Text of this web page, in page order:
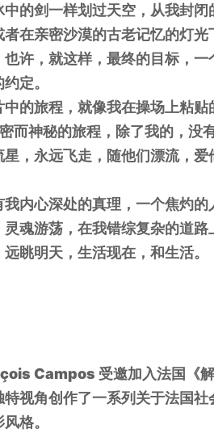
的剑一样划过天空，从我封闭
在亲密沙漠的古老记忆的灯光
许，就这样，最终的目标，一
定。
的旅程，就像我在操场上粘贴
而神秘的旅程，除了我的，没
，永远飞走，随他们漂流，爱
内心深处的真理，一个焦灼的
魂游荡，在我错综复杂的道路
眺明天，生活现在，和生活。
Campos 受邀加入法国《解
视角创作了一系列关于法国社
格。